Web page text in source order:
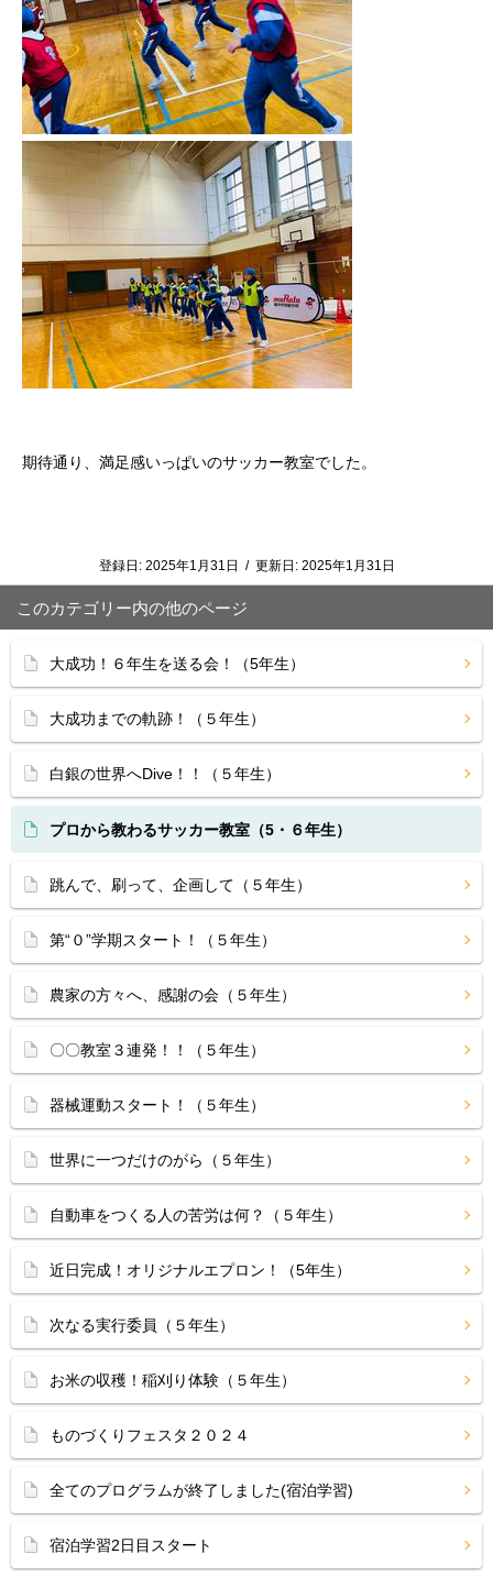
期待通り、満足感いっぱいのサッカー教室でした。
登録日: 2025年1月31日 / 更新日: 2025年1月31日
このカテゴリー内の他のページ
大成功！６年生を送る会！（5年生）
大成功までの軌跡！（５年生）
白銀の世界へDive！！（５年生）
プロから教わるサッカー教室（5・６年生）
跳んで、刷って、企画して（５年生）
第“０”学期スタート！（５年生）
農家の方々へ、感謝の会（５年生）
〇〇教室３連発！！（５年生）
器械運動スタート！（５年生）
世界に一つだけのがら（５年生）
自動車をつくる人の苦労は何？（５年生）
近日完成！オリジナルエプロン！（5年生）
次なる実行委員（５年生）
お米の収穫！稲刈り体験（５年生）
ものづくりフェスタ２０２４
全てのプログラムが終了しました(宿泊学習)
宿泊学習2日目スタート